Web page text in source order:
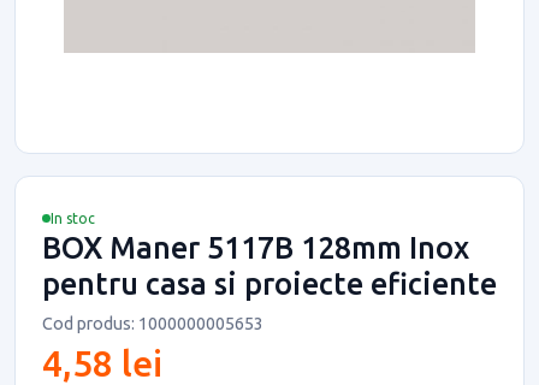
In stoc
BOX Maner 5117B 128mm Inox
pentru casa si proiecte eficiente
Cod produs: 1000000005653
4,58 lei